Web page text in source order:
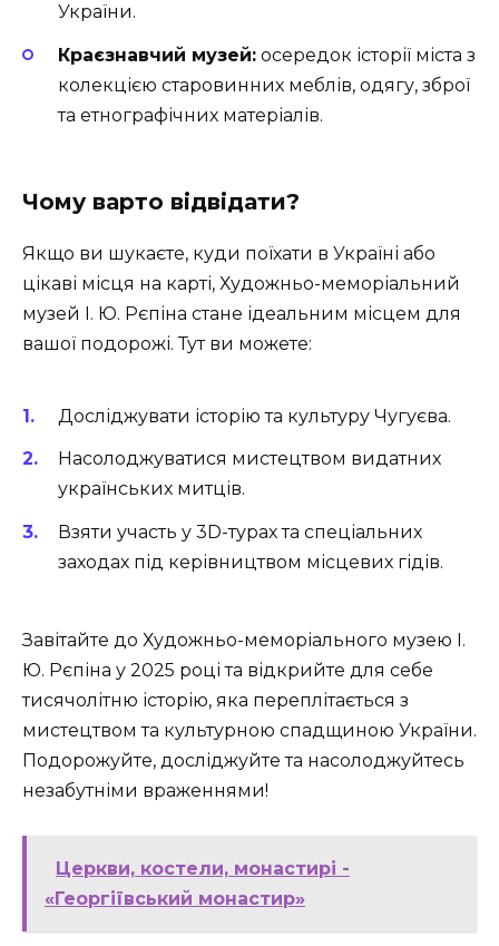
України.
Краєзнавчий музей: осередок історії міста з
колекцією старовинних меблів, одягу, зброї
та етнографічних матеріалів.
Чому варто відвідати?
Якщо ви шукаєте, куди поїхати в Україні або
цікаві місця на карті, Художньо-меморіальний
музей І. Ю. Рєпіна стане ідеальним місцем для
вашої подорожі. Тут ви можете:
Досліджувати історію та культуру Чугуєва.
Насолоджуватися мистецтвом видатних
українських митців.
Взяти участь у 3D-турах та спеціальних
заходах під керівництвом місцевих гідів.
Завітайте до Художньо-меморіального музею І.
Ю. Рєпіна у 2025 році та відкрийте для себе
тисячолітню історію, яка переплітається з
мистецтвом та культурною спадщиною України.
Подорожуйте, досліджуйте та насолоджуйтесь
незабутніми враженнями!
Церкви, костели, монастирі -
«Георгіївський монастир»